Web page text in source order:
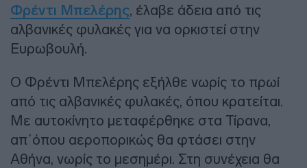
Φρέντι Μπελέρης, έλαβε άδεια από τις
αλβανικές φυλακές για να ορκιστεί στην
Ευρωβουλή.
Ο Φρέντι Μπελέρης εξήλθε νωρίς το πρωί
από τις αλβανικές φυλακές, όπου κρατείται.
Με αυτοκίνητο μεταφέρθηκε στα Τίρανα,
απ΄όπου αεροπορικώς θα φτάσει στην
Αθήνα, νωρίς το μεσημέρι. Στη συνέχεια θα